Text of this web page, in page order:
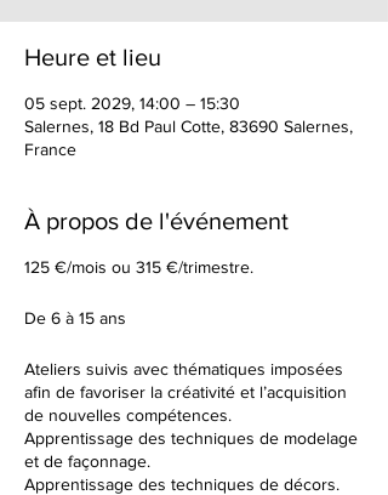
Heure et lieu
05 sept. 2029, 14:00 – 15:30
Salernes, 18 Bd Paul Cotte, 83690 Salernes,
France
À propos de l'événement
125 €/mois ou 315 €/trimestre.
De 6 à 15 ans
Ateliers suivis avec thématiques imposées
afin de favoriser la créativité et l’acquisition
de nouvelles compétences.
Apprentissage des techniques de modelage
et de façonnage.
Apprentissage des techniques de décors.